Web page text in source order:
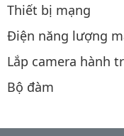
Thiết bị mạng
Điện năng lượng
Lắp camera hành
Bộ đàm